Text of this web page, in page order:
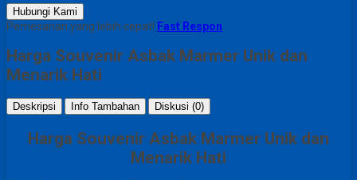
Hubungi Kami
Pemesanan yang lebih cepat! Fast Respon
Harga Souvenir Asbak Marmer Unik dan
Menarik Hati
Deskripsi Info Tambahan Diskusi (0)
Harga Souvenir Asbak Marmer Unik dan
Menarik Hati